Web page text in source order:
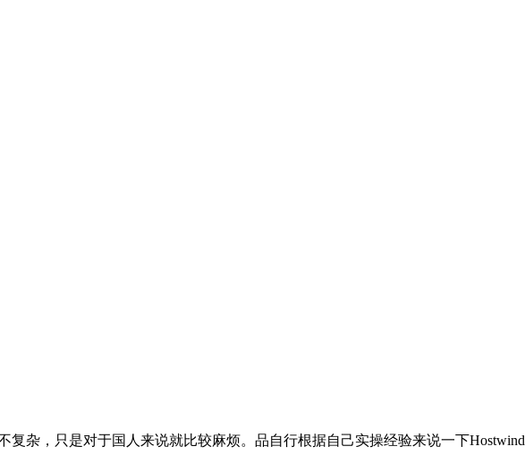
复杂，只是对于国人来说就比较麻烦。品自行根据自己实操经验来说一下